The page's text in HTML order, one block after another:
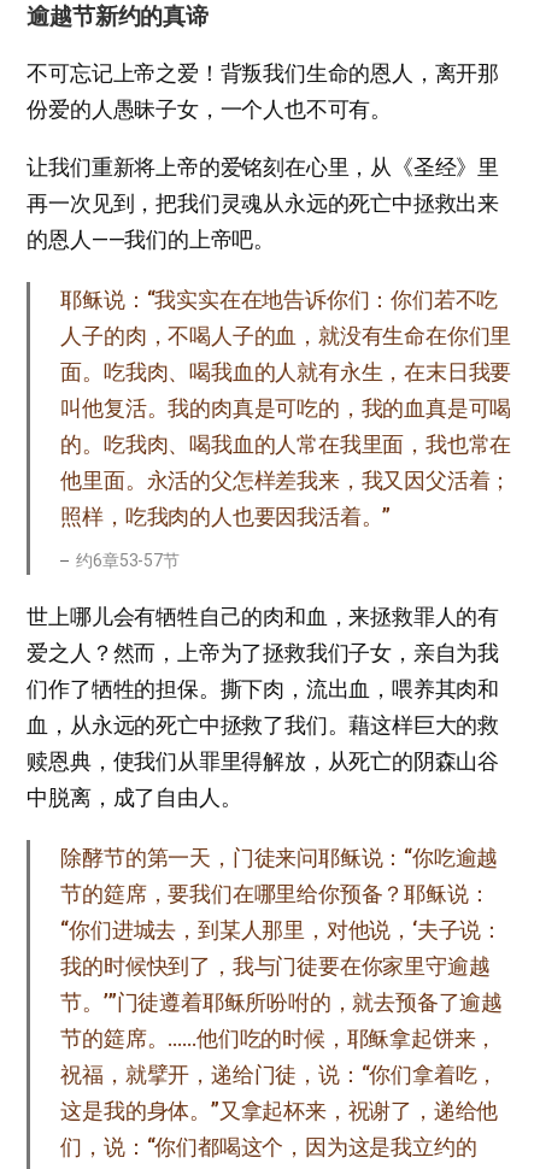
逾越节新约的真谛
不可忘记上帝之爱！背叛我们生命的恩人，离开那
份爱的人愚昧子女，一个人也不可有。
让我们重新将上帝的爱铭刻在心里，从《圣经》里
再一次见到，把我们灵魂从永远的死亡中拯救出来
的恩人——我们的上帝吧。
耶稣说：“我实实在在地告诉你们：你们若不吃
人子的肉，不喝人子的血，就没有生命在你们里
面。吃我肉、喝我血的人就有永生，在末日我要
叫他复活。我的肉真是可吃的，我的血真是可喝
的。吃我肉、喝我血的人常在我里面，我也常在
他里面。永活的父怎样差我来，我又因父活着；
照样，吃我肉的人也要因我活着。”
约6章53-57节
世上哪儿会有牺牲自己的肉和血，来拯救罪人的有
爱之人？然而，上帝为了拯救我们子女，亲自为我
们作了牺牲的担保。撕下肉，流出血，喂养其肉和
血，从永远的死亡中拯救了我们。藉这样巨大的救
赎恩典，使我们从罪里得解放，从死亡的阴森山谷
中脱离，成了自由人。
除酵节的第一天，门徒来问耶稣说：“你吃逾越
节的筵席，要我们在哪里给你预备？耶稣说：
“你们进城去，到某人那里，对他说，‘夫子说：
我的时候快到了，我与门徒要在你家里守逾越
节。’”门徒遵着耶稣所吩咐的，就去预备了逾越
节的筵席。……他们吃的时候，耶稣拿起饼来，
祝福，就擘开，递给门徒，说：“你们拿着吃，
这是我的身体。”又拿起杯来，祝谢了，递给他
们，说：“你们都喝这个，因为这是我立约的